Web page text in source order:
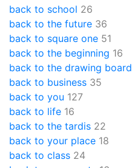
back to school 26
back to the future 36
back to square one 51
back to the beginning 16
back to the drawing board
back to business 35
back to you 127
back to life 16
back to the tardis 22
back to your place 18
back to class 24